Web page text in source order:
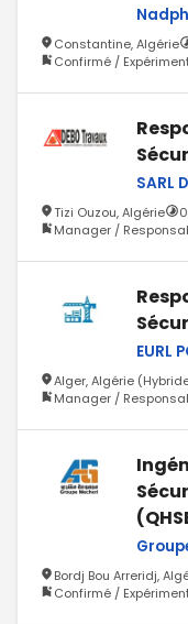
Constantine, Algérie
Confirmé /
SARL
Tizi Ouzou, Algérie
Manager /
EURL
Alger, Algérie
Manager /
Bordj Bou Arreridj,
Confirmé /